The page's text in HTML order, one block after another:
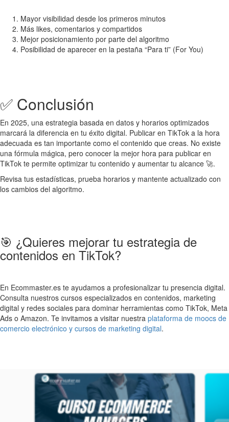
Mayor visibilidad desde los primeros minutos
Más likes, comentarios y compartidos
Mejor posicionamiento por parte del algoritmo
Posibilidad de aparecer en la pestaña “Para ti” (For You)
✅ Conclusión
En 2025, una estrategia basada en datos y horarios optimizados
marcará la diferencia en tu éxito digital. Publicar en TikTok a la hora
adecuada es tan importante como el contenido que creas. No existe
una fórmula mágica, pero conocer la mejor hora para publicar en
TikTok te permite optimizar tu contenido y aumentar tu alcance 🚀.
Revisa tus estadísticas, prueba horarios y mantente actualizado con
los cambios del algoritmo.
🎯 ¿Quieres mejorar tu estrategia de
contenidos en TikTok?
En Ecommaster.es te ayudamos a profesionalizar tu presencia digital.
Consulta nuestros cursos especializados en contenidos, marketing
digital y redes sociales para dominar herramientas como TikTok, Meta
Ads o Amazon. Te invitamos a visitar nuestra plataforma de moocs de
comercio electrónico y cursos de marketing digital.